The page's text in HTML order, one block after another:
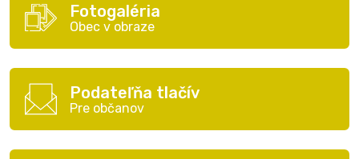
Fotogaléria
Obec v obraze
Podateľňa tlačív
Pre občanov